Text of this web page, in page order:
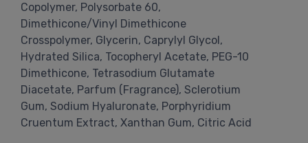
Copolymer, Polysorbate 60,
Dimethicone/Vinyl Dimethicone
Crosspolymer, Glycerin, Caprylyl Glycol,
Hydrated Silica, Tocopheryl Acetate, PEG-10
Dimethicone, Tetrasodium Glutamate
Diacetate, Parfum (Fragrance), Sclerotium
Gum, Sodium Hyaluronate, Porphyridium
Cruentum Extract, Xanthan Gum, Citric Acid